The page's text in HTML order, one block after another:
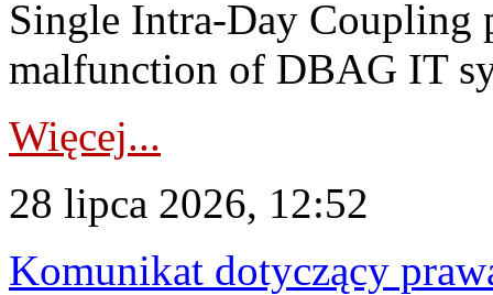
Single Intra-Day Coupling
malfunction of DBAG IT
Więcej...
28 lipca 2026, 12:52
Komunikat dotyczący